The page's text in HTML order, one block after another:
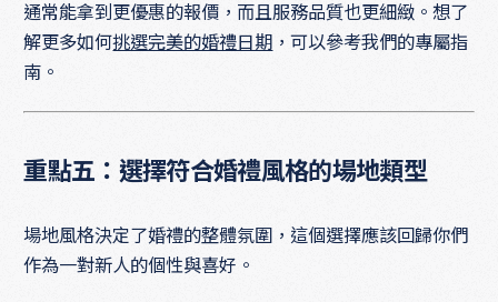
通常能拿到更優惠的報價，而且服務品質也更細緻。想了
解更多如何挑選完美的婚禮日期 ，可以參考我們的專屬指
南。
重點五：選擇符合婚禮風格的場地類型
場地風格決定了婚禮的整體氛圍，這個選擇應該回歸你們
作為一對新人的個性與喜好。